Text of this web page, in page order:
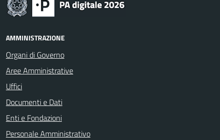
AMMINISTRAZIONE
Organi di Governo
Aree Amministrative
Uffici
Documenti e Dati
Enti e Fondazioni
Personale Amministrativo